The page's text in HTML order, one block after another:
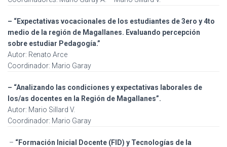
– “Expectativas vocacionales de los estudiantes de 3ero y 4to
medio de la región de Magallanes. Evaluando percepción
sobre estudiar Pedagogía.”
Autor: Renato Arce
Coordinador: Mario Garay
– “Analizando las condiciones y expectativas laborales de
los/as docentes en la Región de Magallanes”.
Autor: Mario Sillard V.
Coordinador: Mario Garay
– “Formación Inicial Docente (FID) y Tecnologías de la